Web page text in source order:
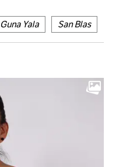
Guna Yala San Blas